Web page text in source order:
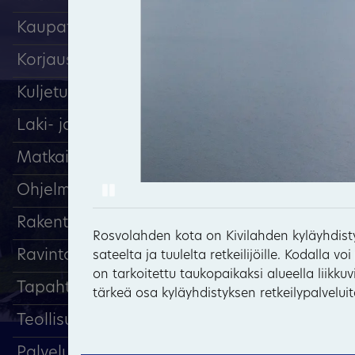
Kaupat
Korjaus ja huolto
Kuljetuspalvelut
Laki- ja tilitoimistopalvelut
Matkailu, majoitus
Ohjelmapalvelut
Rakentaminen
Ravintolat ja kahvilat
Tapahtumat
Teollisuus
Pause
Rosvolahden kota on Kivilahden
sateelta ja tuulelta retkeilijöille. Kodalla
on tarkoitettu taukopaikaksi alueella
tärkeä osa kyläyhdistyksen